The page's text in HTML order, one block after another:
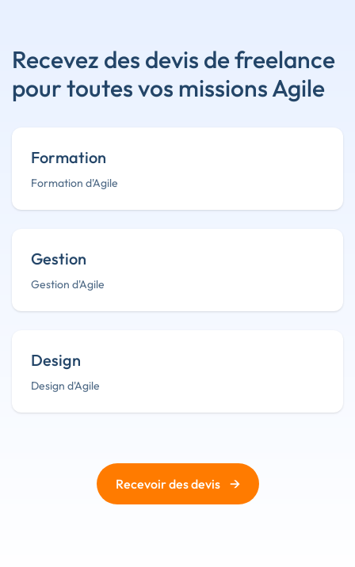
Recevez des devis de freelance
pour toutes vos missions Agile
Formation
Formation d'Agile
Gestion
Gestion d'Agile
Design
Design d'Agile
Recevoir des devis →